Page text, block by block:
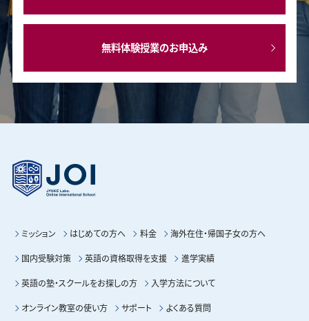
無料体験授業のお申込み
ミッション はじめての方へ 料金 海外在住・帰国子女の方へ
国内受験対策 英語の資格取得を支援 進学実績
英語の塾・スクールをお探しの方 入学方法について
オンライン教室の使い方 サポート よくある質問